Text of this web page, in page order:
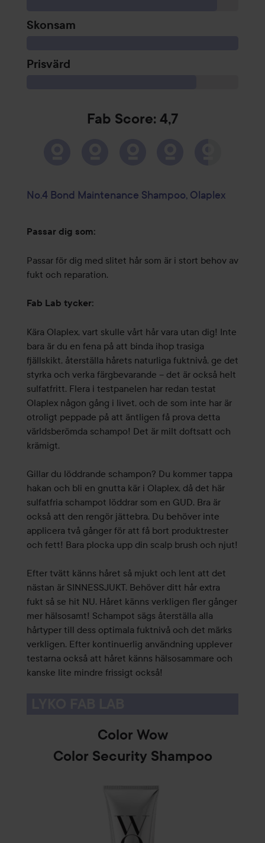
Skonsam
Prisvärd
Fab Score: 4,7
No.4 Bond Maintenance Shampoo, Olaplex
Passar dig som:
Passar för dig med slitet hår som är i stort behov av
fukt och reparation.
Fab Lab tycker:
Kära Olaplex, vart skulle vårt hår vara utan dig! Inte
bara är du en fena på att binda ihop trasiga
fjällskikt, återställa hårets naturliga fuktnivå, ge det
styrka och verka färgbevarande – det är också helt
sulfatfritt. Flera i testpanelen har redan testat
Olaplex någon gång i livet, och de som inte har är
otroligt peppade på att äntligen få prova detta
världsberömda schampo! Det är milt doftsatt och
krämigt.
Gillar du löddrande schampon? Du kommer tappa
hakan och bli en gnutta kär i Olaplex, då det här
sulfatfria schampot löddrar som en GUD. Bra är
också att den rengör jättebra. Du behöver inte
applicera två gånger för att få bort produktrester
och fett! Bara plocka upp din scalp brush och njut!
Efter tvätt känns håret så mjukt och lent att det
nästan är SINNESSJUKT. Behöver ditt hår extra
fukt så se hit NU. Håret känns verkligen fler gånger
mer hälsosamt! Schampot sägs återställa alla
hårtyper till dess optimala fuktnivå och det märks
verkligen. Efter kontinuerlig användning upplever
testarna också att håret känns hälsosammare och
kanske lite mindre frissigt också!
Color Wow
Color Security Shampoo